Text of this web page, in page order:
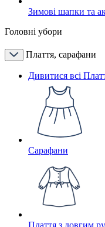
Зимові шапки та
Головні убори
Плаття, сарафани
Дивитися всі
Сарафани
Плаття з довгим